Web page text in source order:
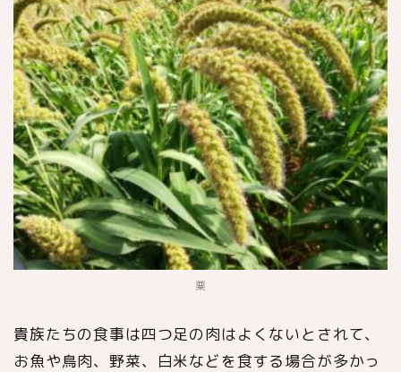
粟
貴族たちの食事は四つ足の肉はよくないとされて、
お魚や鳥肉、野菜、白米などを食する場合が多かっ